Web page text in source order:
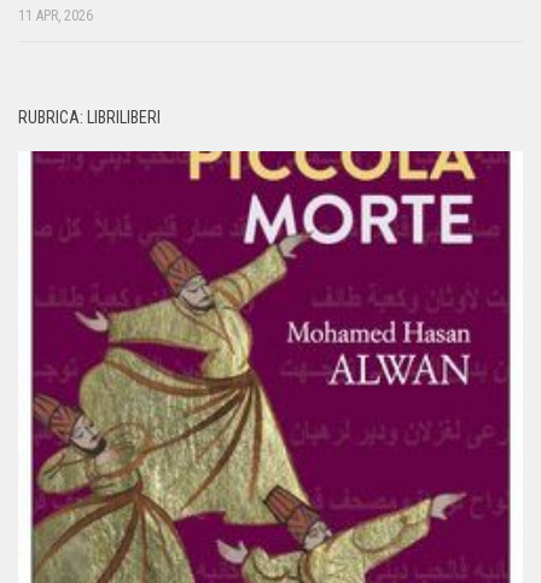
11 APR, 2026
RUBRICA: LIBRILIBERI